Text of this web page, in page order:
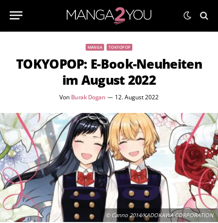
MANGA TOKYOPOP
TOKYOPOP: E-Book-Neuheiten
im August 2022
Von Burak Dogan 12. August 2022
© Canno 2014/KADOKAWA CORPORATION